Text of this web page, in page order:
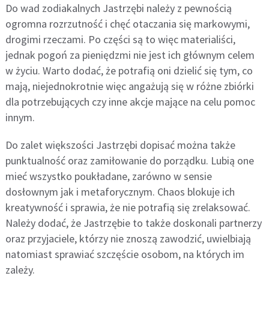
Do wad zodiakalnych Jastrzębi należy z pewnością
ogromna rozrzutność i chęć otaczania się markowymi,
drogimi rzeczami. Po części są to więc materialiści,
jednak pogoń za pieniędzmi nie jest ich głównym celem
w życiu. Warto dodać, że potrafią oni dzielić się tym, co
mają, niejednokrotnie więc angażują się w różne zbiórki
dla potrzebujących czy inne akcje mające na celu pomoc
innym.
Do zalet większości Jastrzębi dopisać można także
punktualność oraz zamiłowanie do porządku. Lubią one
mieć wszystko poukładane, zarówno w sensie
dosłownym jak i metaforycznym. Chaos blokuje ich
kreatywność i sprawia, że nie potrafią się zrelaksować.
Należy dodać, że Jastrzębie to także doskonali partnerzy
oraz przyjaciele, którzy nie znoszą zawodzić, uwielbiają
natomiast sprawiać szczęście osobom, na których im
zależy.